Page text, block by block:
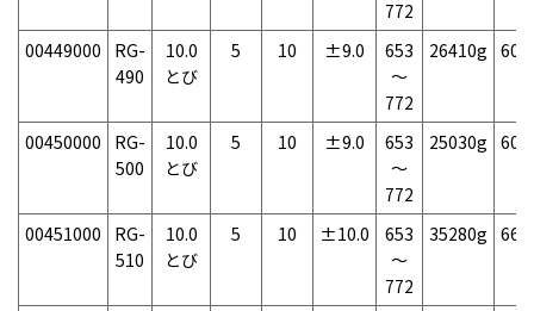
772
00449000
RG-
490
10.0
とび
5 10 ±9.0
653
～
772
26410g
00450000
RG-
500
10.0
とび
5 10 ±9.0
653
～
772
25030g
00451000
RG-
510
10.0
とび
5 10 ±10.0
653
～
772
35280g